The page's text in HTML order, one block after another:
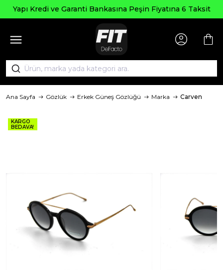
Yapı Kredi ve Garanti Bankasına Peşin Fiyatına 6 Taksit
Ana Sayfa Gözlük Erkek Güneş Gözlüğü Marka Carven
KARGO
BEDAVA!